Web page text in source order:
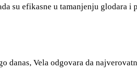
su efikasne u tamanjenju
danas, Vela odgovara da